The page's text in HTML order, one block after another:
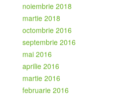
noiembrie 2018
martie 2018
octombrie 2016
septembrie 2016
mai 2016
aprilie 2016
martie 2016
februarie 2016